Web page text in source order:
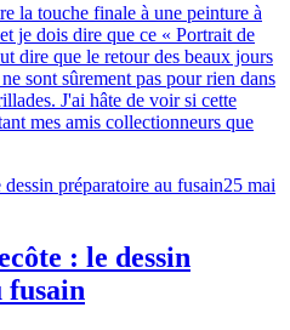
la touche finale à une peinture à
je dois dire que ce « Portrait de
dire que le retour des beaux jours
sont sûrement pas pour rien dans
J'ai hâte de voir si cette
mes amis collectionneurs que
25 mai
: le dessin
fusain